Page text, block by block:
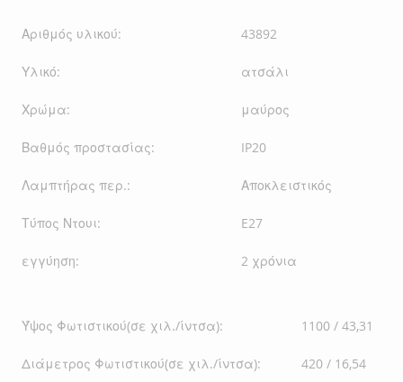
Αριθμός υλικού: 43892
Υλικό: ατσάλι
Χρώμα: μαύρος
Βαθμός προστασίας: IP20
Λαμπτήρας περ.: Αποκλειστικός
Τύπος Ντουι: E27
εγγύηση: 2 χρόνια
Ύψος Φωτιστικού(σε χιλ./ίντσα): 1100 / 43,31
Διάμετρος Φωτιστικού(σε χιλ./ίντσα): 420 / 16,54